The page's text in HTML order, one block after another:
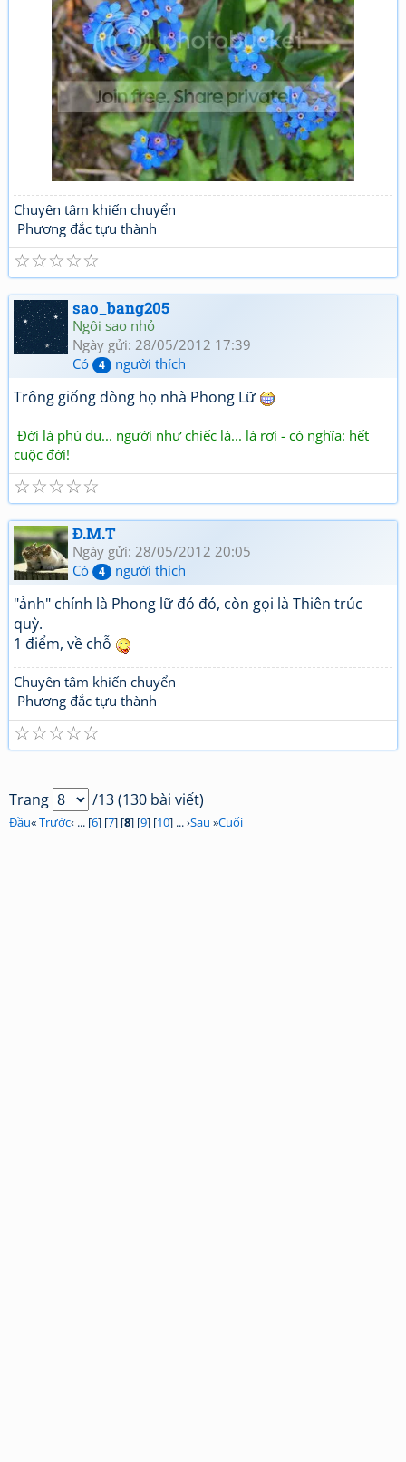
Chuyên tâm khiến chuyển
Phương đắc tựu thành
☆
☆
☆
☆
☆
sao_bang205
Ngôi sao nhỏ
Ngày gửi: 28/05/2012 17:39
Có
4 người thích
Trông giống dòng họ nhà Phong Lữ
Đời là phù du... người như chiếc lá... lá rơi - có nghĩa: hết
cuộc đời!
☆
☆
☆
☆
☆
Đ.M.T
Ngày gửi: 28/05/2012 20:05
Có
4 người thích
"ảnh" chính là Phong lữ đó đó, còn gọi là Thiên trúc
quỳ.
1 điểm, về chỗ
Chuyên tâm khiến chuyển
Phương đắc tựu thành
☆
☆
☆
☆
☆
Trang /13 (130 bài viết)
Đầu«Trước‹ ... [6] [7] [8] [9] [10] ... ›Sau »Cuối